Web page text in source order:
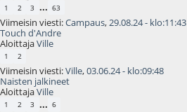
1 2 3 ... 63
Viimeisin viesti:Campaus,29.08.24 - klo:11:43
Touch d'Andre
AloittajaVille
1 2
Viimeisin viesti:Ville,03.06.24 - klo:09:48
Naisten jalkineet
AloittajaVille
1 2 3 ... 6